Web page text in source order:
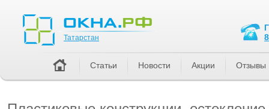
Татарстан
Статьи Новости Акции Отзывы